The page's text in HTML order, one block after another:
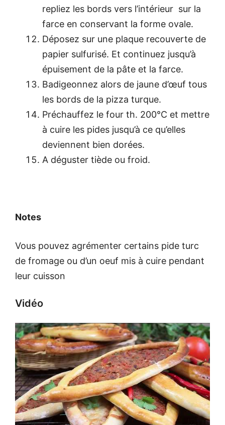
repliez les bords vers l’intérieur sur la
farce en conservant la forme ovale.
Déposez sur une plaque recouverte de
papier sulfurisé. Et continuez jusqu’à
épuisement de la pâte et la farce.
Badigeonnez alors de jaune d’œuf tous
les bords de la pizza turque.
Préchauffez le four th. 200°C et mettre
à cuire les pides jusqu’à ce qu’elles
deviennent bien dorées.
A déguster tiède ou froid.
Notes
Vous pouvez agrémenter certains pide turc
de fromage ou d’un oeuf mis à cuire pendant
leur cuisson
Vidéo